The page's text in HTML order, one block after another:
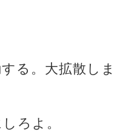
る。大拡散しま
ろよ。